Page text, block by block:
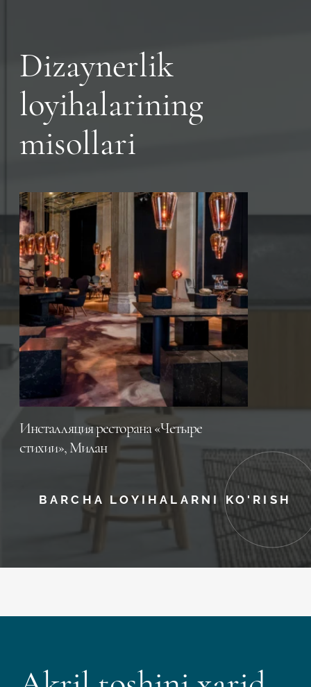
Dizaynerlik
loyihalarining
misollari
Инсталляция ресторана «Четыре
стихии», Милан
BARCHA LOYIHALARNI KO'RISH